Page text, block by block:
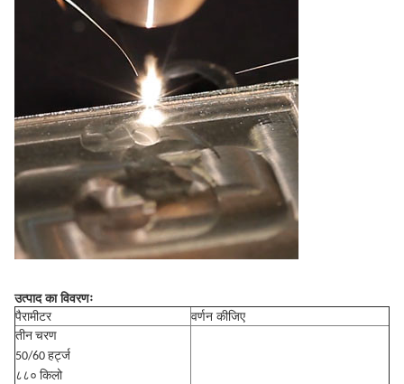
उत्पाद का विवरणः
पैरामीटर
वर्णन कीजिए
तीन चरण
50/60 हर्ट्ज
८८० किलो